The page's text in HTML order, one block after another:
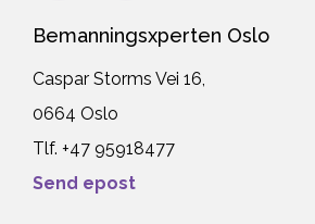
Bemanningsxperten Oslo
Caspar Storms Vei 16,
0664 Oslo
Tlf. +47 95918477
Send epost